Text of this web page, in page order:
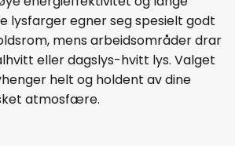
lysfarger egner seg spesielt godt
mens arbeidsområder drar
eller dagslys-hvitt lys. Valget
helt og holdent av dine
atmosfære.